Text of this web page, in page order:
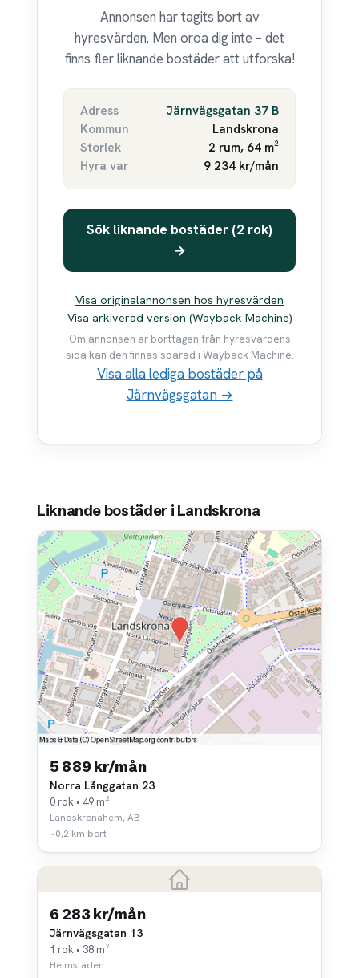
Annonsen har tagits bort av
hyresvärden. Men oroa dig inte – det
finns fler liknande bostäder att utforska!
Adress
Järnvägsgatan 37 B
Kommun
Landskrona
Storlek
2 rum, 64 m²
Hyra var
9 234 kr/mån
Sök liknande bostäder (2 rok)
→
Visa originalannonsen hos hyresvärden
Visa arkiverad version (Wayback Machine)
Om annonsen är borttagen från hyresvärdens
sida kan den finnas sparad i Wayback Machine.
Visa alla lediga bostäder på
Järnvägsgatan →
Liknande bostäder i Landskrona
5 889 kr/mån
Norra Långgatan 23
0 rok • 49 m²
Landskronahem, AB
~0,2 km bort
6 283 kr/mån
Järnvägsgatan 13
1 rok • 38 m²
Heimstaden